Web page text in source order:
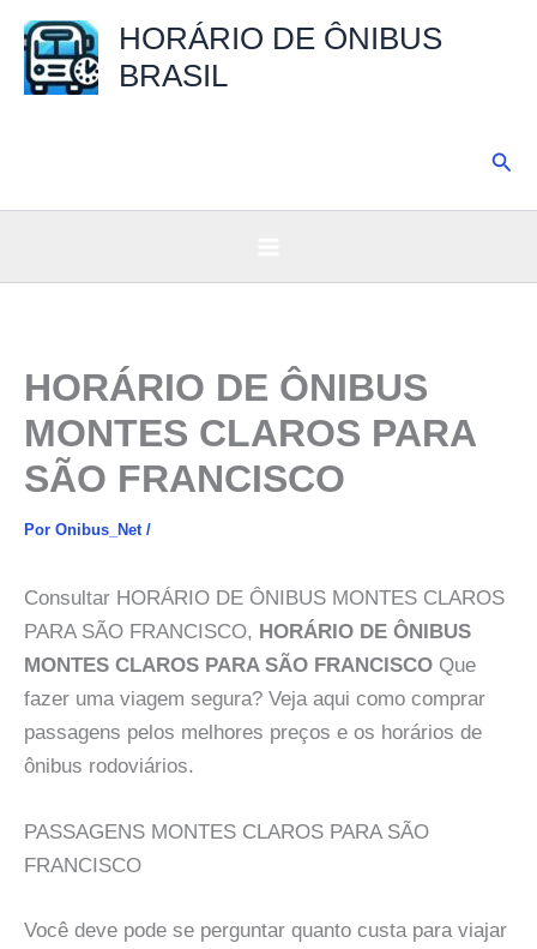
para
HORÁRIO DE ÔNIBUS
BRASIL
HORÁRIO DE ÔNIBUS
MONTES CLAROS PARA
SÃO FRANCISCO
Por Onibus_Net /
Consultar HORÁRIO DE ÔNIBUS MONTES CLAROS
PARA SÃO FRANCISCO, HORÁRIO DE ÔNIBUS
MONTES CLAROS PARA SÃO FRANCISCO Que
fazer uma viagem segura? Veja aqui como comprar
passagens pelos melhores preços e os horários de
ônibus rodoviários.
PASSAGENS MONTES CLAROS PARA SÃO
FRANCISCO
Você deve pode se perguntar quanto custa para viajar